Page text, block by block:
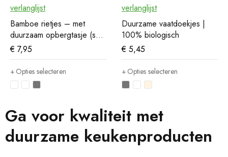
verlanglijst
Bamboe rietjes – met
duurzaam opbergtasje (set
van 6)
€ 7,95
Opties selecteren
verlanglijst
Duurzame vaatdoekjes |
100% biologisch
€ 5,45
Opties selecteren
Ga voor kwaliteit met
duurzame keukenproducten